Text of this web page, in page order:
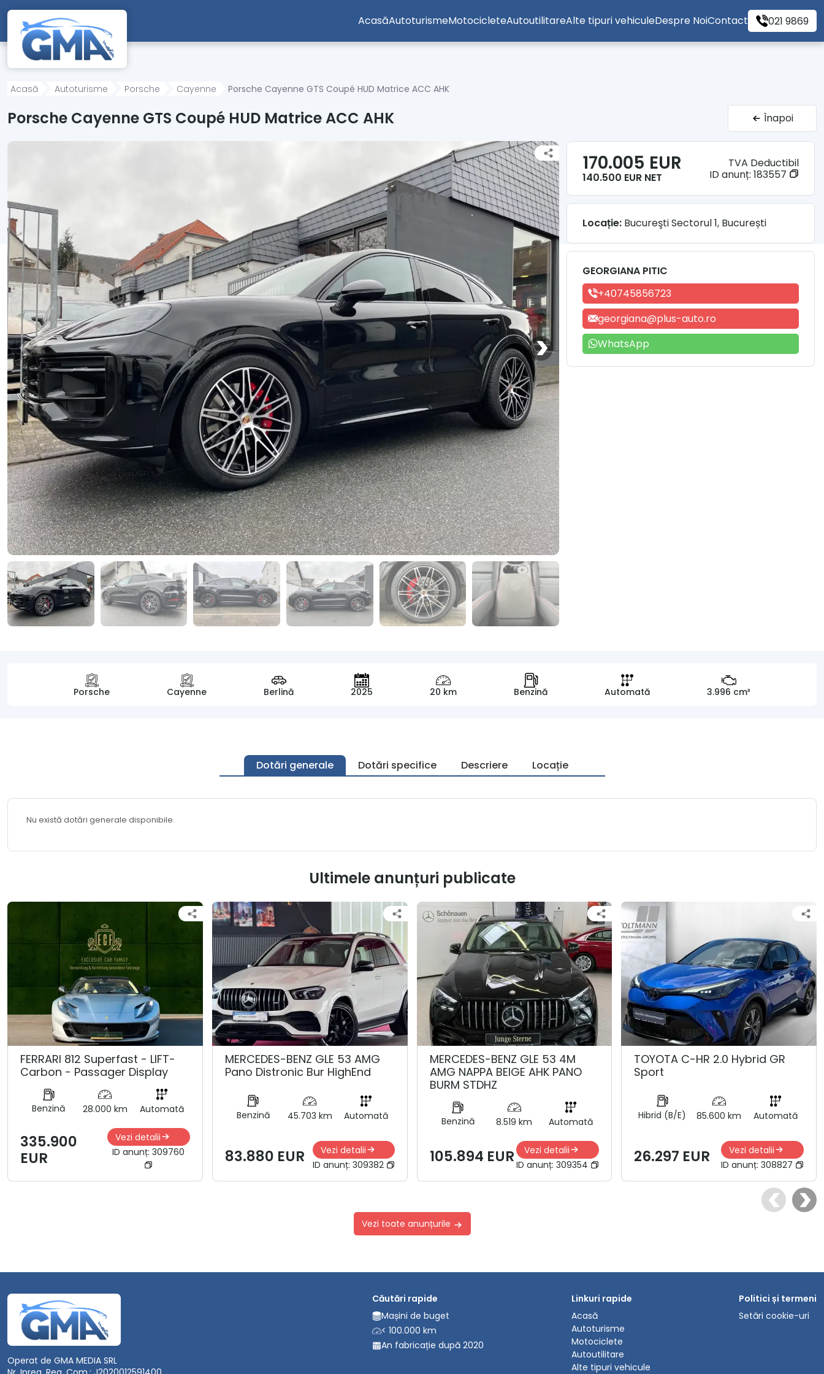
Mergi direct la conținutul principal
AcasăAutoturismeMotocicleteAutoutilitareAlte tipuri vehiculeDespre NoiContact 021 9869
Acasă Autoturisme Porsche Cayenne Porsche Cayenne GTS Coupé HUD Matrice ACC AHK
Porsche Cayenne GTS Coupé HUD Matrice ACC AHK Înapoi
Porsche Cayenne Berlină 2025 20 km Benzină Automată 3.996 cm³
Dotări generale Dotări specifice Descriere Locație
Nu există dotări generale disponibile.
170.005 EUR
140.500 EUR NET
TVA Deductibil
ID anunț: 183557
Locație: Bucureşti Sectorul 1, București
GEORGIANA PITIC
+40745856723
georgiana@plus-auto.ro
WhatsApp
Ultimele anunțuri publicate
FERRARI 812 Superfast - LIFT-
Carbon - Passager Display
Benzină 28.000 km Automată
335.900
EUR
Vezi detalii
ID anunț:309760
MERCEDES-BENZ GLE 53 AMG
Pano Distronic Bur HighEnd
Benzină 45.703 km Automată
83.880 EUR
Vezi detalii
ID anunț: 309382
MERCEDES-BENZ GLE 53 4M
AMG NAPPA BEIGE AHK PANO
BURM STDHZ
Benzină 8.519 km Automată
105.894 EUR
Vezi detalii
ID anunț:309354
TOYOTA C-HR 2.0 Hybrid GR
Sport
Hibrid (B/E) 85.600 km Automată
26.297 EUR
Vezi detalii
ID anunț: 308827
Vezi toate anunțurile
Operat de GMA MEDIA SRL
Căutări rapide
Mașini de buget
< 100.000 km
An fabricație după 2020
Linkuri rapide
Acasă
Autoturisme
Motociclete
Autoutilitare
Alte tipuri vehicule
Politici și termeni
Setări cookie-uri